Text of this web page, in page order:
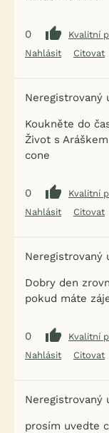
0
Kvalitní
Nahlásit
Citovat
Neregistrovaný
Koukněte do
Život s
cone
0
Kvalitní
Nahlásit
Citovat
Neregistrovaný
Dobry den
pokud máte
0
Kvalitní
Nahlásit
Citovat
Neregistrovaný
prosím uvedte